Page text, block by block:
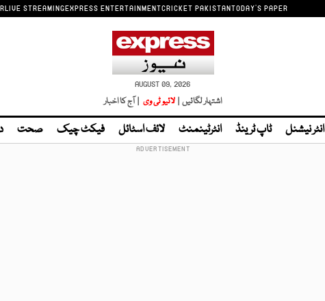
LIVE STREAMINGEXPRESS ENTERTAINMENTCRICKET PAKISTANTODAY'S PAPER
AUGUST 09, 2026
اشتہار لگائیں | لائیو ٹی وی | آج کا اخبار
انٹر نیشنل ٹاپ ٹرینڈ انٹرٹینمنٹ لائف اسٹائل فیکٹ چیک صحت